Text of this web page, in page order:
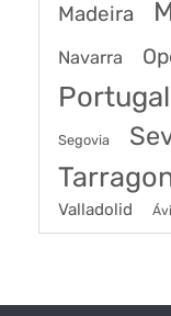
Madeira
Navarra
Portugal
Segovia
Valladolid